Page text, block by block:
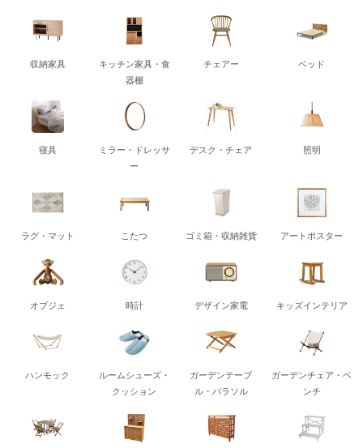
収納家具
キッチン家具・食
器棚
チェアー ベッド
寝具
ミラー・ドレッサ
ー
デスク・チェア 照明
ラグ・マット こたつ ゴミ箱・収納雑貨 アートポスター
オブジェ 時計 デザイン家電 キッズインテリア
ハンモック
ルームシューズ・
クッション
ガーデンテーブ
ル・パラソル
ガーデンチェア・ベ
ンチ